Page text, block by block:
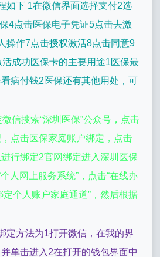
如下 1在微信界面选择支付2选
4点击医保电子凭证5点击去激
操作7点击授权激活8点击同意9
成功医保卡的主要用途1医保最
病付钱2医保还有其他用处，可
信搜索“深圳医保”公众号，点击
点击医保家庭账户绑定，点击
行绑定2官网绑定进入深圳医保
个人网上服务系统”，点击“在线办
定个人账户家庭通道”，然后根据
定方法为1打开微信，在我的界
单击进入2在打开的钱包界面中